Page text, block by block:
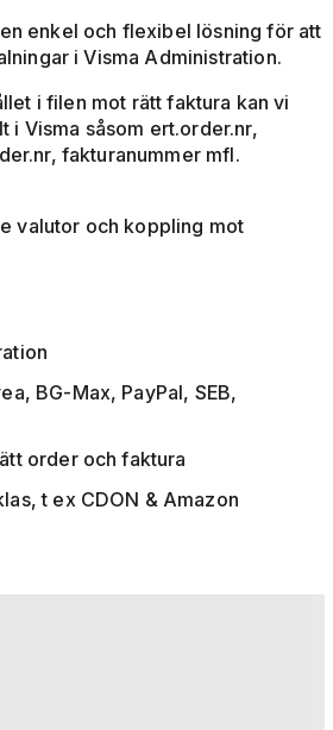
enkel och flexibel lösning för att
i Visma Administration.
i filen mot rätt faktura kan vi
i Visma såsom ert.order.nr,
fakturanummer mfl.
valutor och koppling mot
BG-Max, PayPal, SEB,
order och faktura
t ex CDON & Amazon